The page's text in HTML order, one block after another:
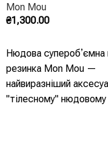
Mon Mou
₴1,300.00
Нюдова
резинка Mon Mou —
найвиразніший
"тілесному" нюдовому